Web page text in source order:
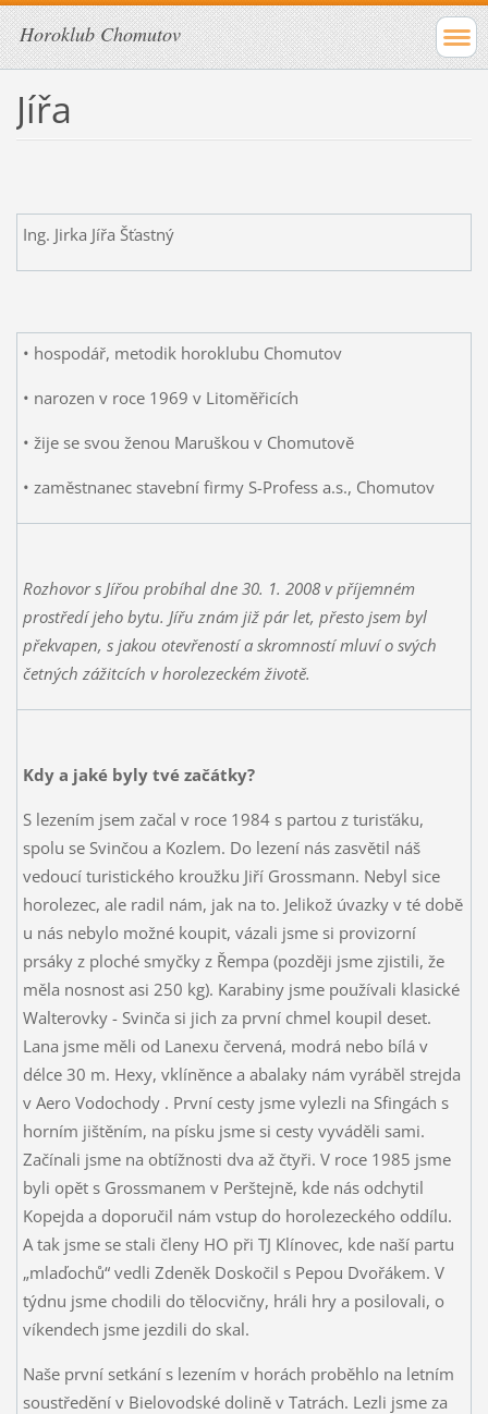
Horoklub Chomutov
Jířa
Ing. Jirka Jířa Šťastný
• hospodář, metodik horoklubu Chomutov
• narozen v roce 1969 v Litoměřicích
• žije se svou ženou Maruškou v Chomutově
• zaměstnanec stavební firmy S-Profess a.s., Chomutov
Rozhovor s Jířou probíhal dne 30. 1. 2008 v příjemném
prostředí jeho bytu. Jířu znám již pár let, přesto jsem byl
překvapen, s jakou otevřeností a skromností mluví o svých
četných zážitcích v horolezeckém životě.
Kdy a jaké byly tvé začátky?
S lezením jsem začal v roce 1984 s partou z turisťáku,
spolu se Svinčou a Kozlem. Do lezení nás zasvětil náš
vedoucí turistického kroužku Jiří Grossmann. Nebyl sice
horolezec, ale radil nám, jak na to. Jelikož úvazky v té době
u nás nebylo možné koupit, vázali jsme si provizorní
prsáky z ploché smyčky z Řempa (později jsme zjistili, že
měla nosnost asi 250 kg). Karabiny jsme používali klasické
Walterovky - Svinča si jich za první chmel koupil deset.
Lana jsme měli od Lanexu červená, modrá nebo bílá v
délce 30 m. Hexy, vklíněnce a abalaky nám vyráběl strejda
v Aero Vodochody . První cesty jsme vylezli na Sfingách s
horním jištěním, na písku jsme si cesty vyváděli sami.
Začínali jsme na obtížnosti dva až čtyři. V roce 1985 jsme
byli opět s Grossmanem v Perštejně, kde nás odchytil
Kopejda a doporučil nám vstup do horolezeckého oddílu.
A tak jsme se stali členy HO při TJ Klínovec, kde naší partu
„mlaďochů“ vedli Zdeněk Doskočil s Pepou Dvořákem. V
týdnu jsme chodili do tělocvičny, hráli hry a posilovali, o
víkendech jsme jezdili do skal.
Naše první setkání s lezením v horách proběhlo na letním
soustředění v Bielovodské dolině v Tatrách. Lezli jsme za